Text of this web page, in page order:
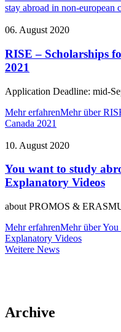
stay abroad in non-european
06. August 2020
RISE – Scholarships
2021
Application Deadline: mid-
Mehr erfahrenMehr über
Canada 2021
10. August 2020
You want to study
Explanatory Videos
about PROMOS &
Mehr erfahrenMehr über
Explanatory Videos
Weitere NewsWeitere
Archive